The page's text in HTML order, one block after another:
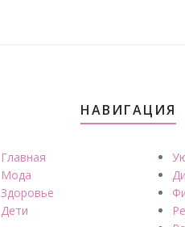
НАВИГАЦИЯ
Главная
Мода
Здоровье
Дети